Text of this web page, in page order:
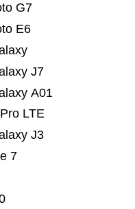
7
J3
LTE
A01
J7
E6
G7